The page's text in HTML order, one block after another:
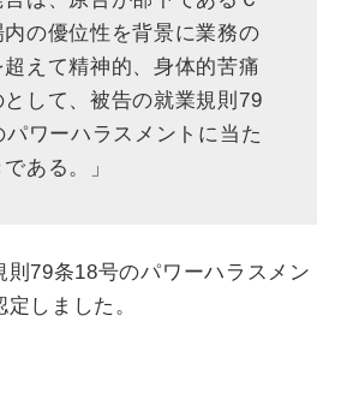
の優位性を背景に業務の
えて精神的、身体的苦痛
して、被告の就業規則79
ワーハラスメントに当た
ある。」
則79条18号のパワーハラスメン
しました。